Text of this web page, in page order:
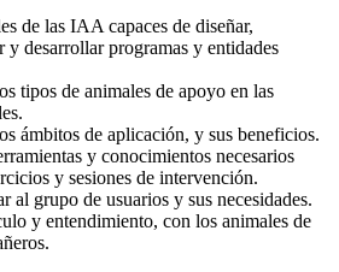
de las IAA capaces de diseñar,
y desarrollar programas y entidades
tipos de animales de apoyo en las
ámbitos de aplicación, y sus beneficios.
y conocimientos necesarios
y sesiones de intervención.
al grupo de usuarios y sus necesidades.
y entendimiento, con los animales de